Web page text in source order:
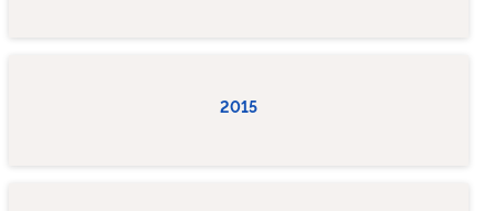
2015